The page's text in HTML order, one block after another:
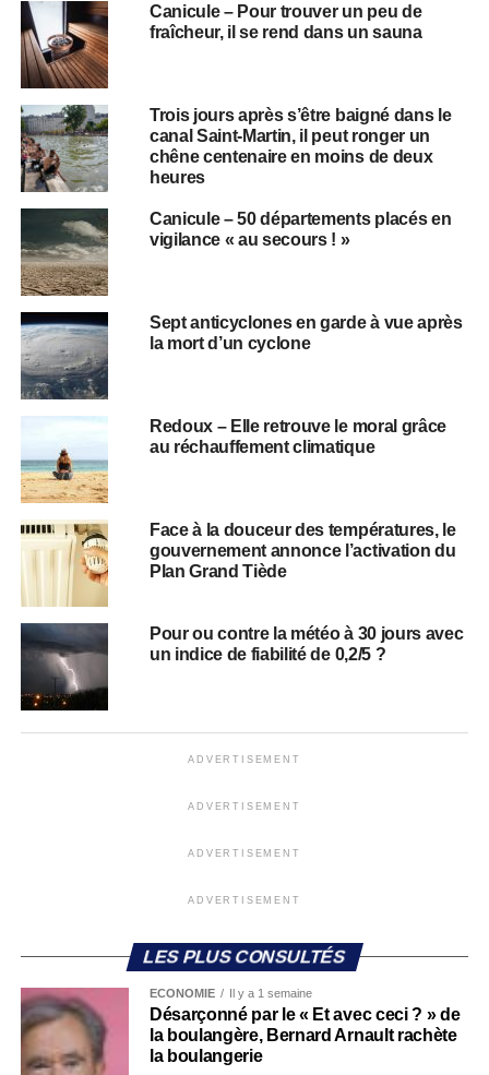
Canicule – Pour trouver un peu de
fraîcheur, il se rend dans un sauna
Trois jours après s’être baigné dans le
canal Saint-Martin, il peut ronger un
chêne centenaire en moins de deux
heures
Canicule – 50 départements placés en
vigilance « au secours ! »
Sept anticyclones en garde à vue après
la mort d’un cyclone
Redoux – Elle retrouve le moral grâce
au réchauffement climatique
Face à la douceur des températures, le
gouvernement annonce l’activation du
Plan Grand Tiède
Pour ou contre la météo à 30 jours avec
un indice de fiabilité de 0,2/5 ?
ADVERTISEMENT
ADVERTISEMENT
ADVERTISEMENT
ADVERTISEMENT
LES PLUS CONSULTÉS
ECONOMIE Il y a 1 semaine
Désarçonné par le « Et avec ceci ? » de
la boulangère, Bernard Arnault rachète
la boulangerie